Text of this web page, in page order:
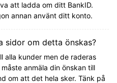
att ladda om ditt BankID.
annan använt ditt konto.
sidor om detta önskas?
alla kunder men de raderas
anmäla din önskan till
om att det hela sker. Tänk på